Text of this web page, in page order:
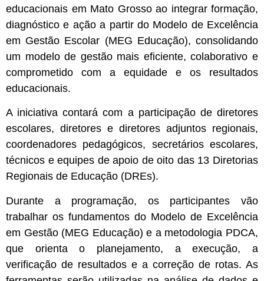
educacionais em Mato Grosso ao integrar formação,
diagnóstico e ação a partir do Modelo de Excelência
em Gestão Escolar (MEG Educação), consolidando
um modelo de gestão mais eficiente, colaborativo e
comprometido com a equidade e os resultados
educacionais.
A iniciativa contará com a participação de diretores
escolares, diretores e diretores adjuntos regionais,
coordenadores pedagógicos, secretários escolares,
técnicos e equipes de apoio de oito das 13 Diretorias
Regionais de Educação (DREs).
Durante a programação, os participantes vão
trabalhar os fundamentos do Modelo de Excelência
em Gestão (MEG Educação) e a metodologia PDCA,
que orienta o planejamento, a execução, a
verificação de resultados e a correção de rotas. As